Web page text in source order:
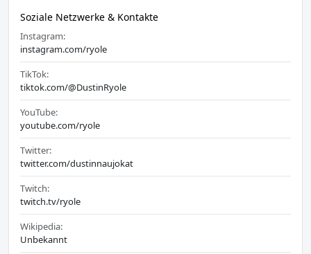
Soziale Netzwerke & Kontakte
Instagram:
instagram.com/ryole
TikTok:
tiktok.com/@DustinRyole
YouTube:
youtube.com/ryole
Twitter:
twitter.com/dustinnaujokat
Twitch:
twitch.tv/ryole
Wikipedia:
Unbekannt